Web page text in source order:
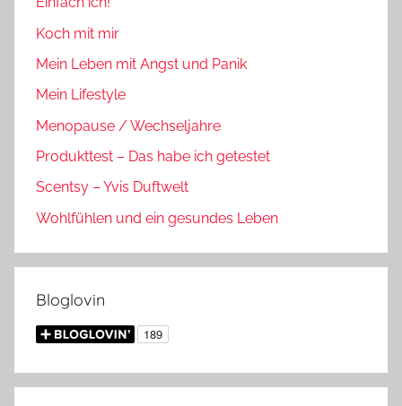
Koch mit mir
Mein Leben mit Angst und Panik
Mein Lifestyle
Menopause / Wechseljahre
Produkttest – Das habe ich getestet
Scentsy – Yvis Duftwelt
Wohlfühlen und ein gesundes Leben
Bloglovin